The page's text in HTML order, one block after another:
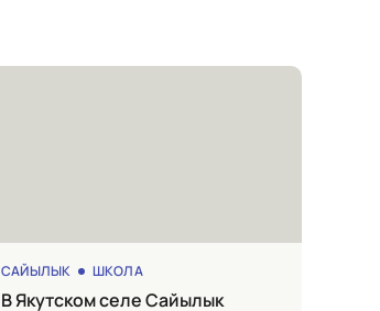
САЙЫЛЫК ШКОЛА
в Якутском селе Сайылык